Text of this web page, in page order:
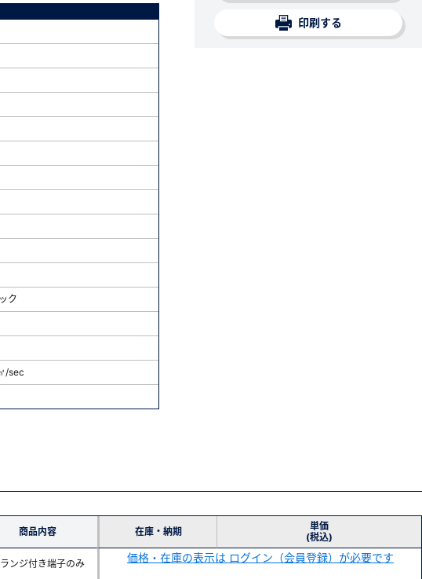
ク
/sec
印刷する
商品内容 在庫・納期
単価
(税込)
ンジ付き端子のみ 価格・在庫の表示は ログイン（会員登録）が必要です